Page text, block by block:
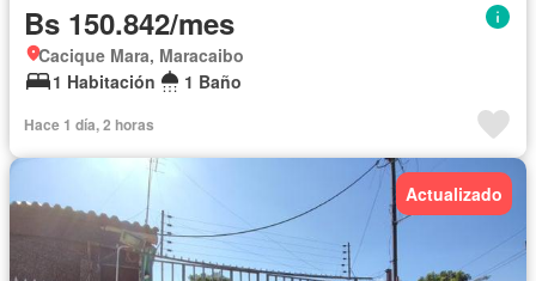
Bs 150.842/mes
Cacique Mara, Maracaibo
1 Habitación
1 Baño
Hace 1 día, 2 horas
Actualizado